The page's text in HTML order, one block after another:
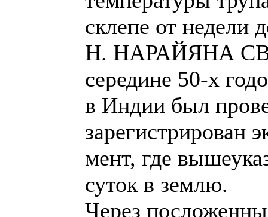
склепе от недели
Н. НАРАЙЯНА
середине 50-х
в Индии был
зарегистрирован
мент, где
суток в землю.
Через